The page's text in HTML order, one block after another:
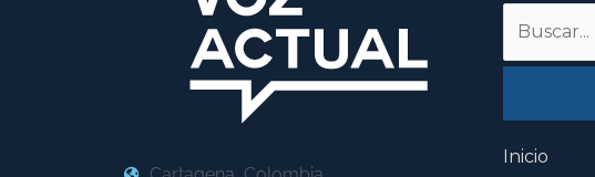
Inicio